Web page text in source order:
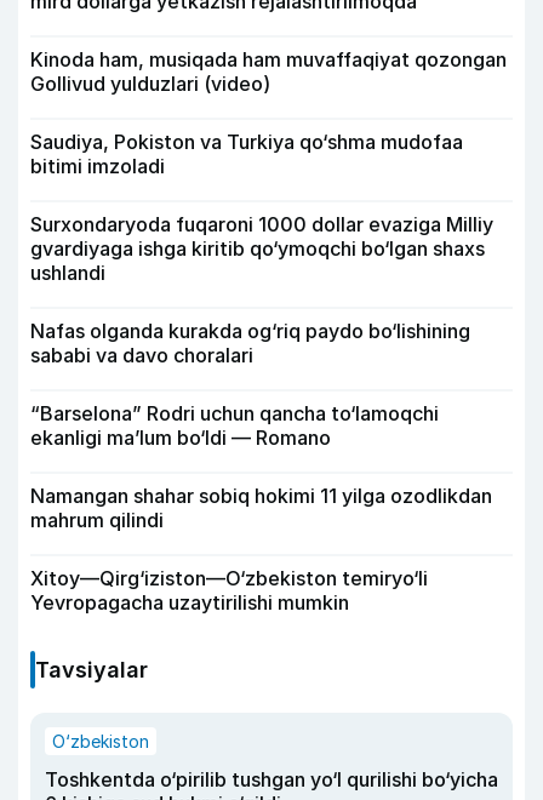
Kinoda ham, musiqada ham muvaffaqiyat qozongan
Gollivud yulduzlari (video)
Saudiya, Pokiston va Turkiya qo‘shma mudofaa
bitimi imzoladi
Surxondaryoda fuqaroni 1000 dollar evaziga Milliy
gvardiyaga ishga kiritib qo‘ymoqchi bo‘lgan shaxs
ushlandi
Nafas olganda kurakda og‘riq paydo bo‘lishining
sababi va davo choralari
“Barselona” Rodri uchun qancha to‘lamoqchi
ekanligi ma’lum bo‘ldi — Romano
Namangan shahar sobiq hokimi 11 yilga ozodlikdan
mahrum qilindi
Xitoy—Qirg‘iziston—O‘zbekiston temiryo‘li
Yevropagacha uzaytirilishi mumkin
Tavsiyalar
O‘zbekiston
Toshkentda o‘pirilib tushgan yo‘l qurilishi bo‘yicha